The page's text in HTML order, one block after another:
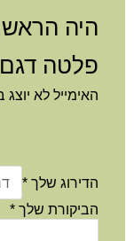
היה
פלטה דגם
האימייל לא
הדירוג שלך *
הביקורת שלך *